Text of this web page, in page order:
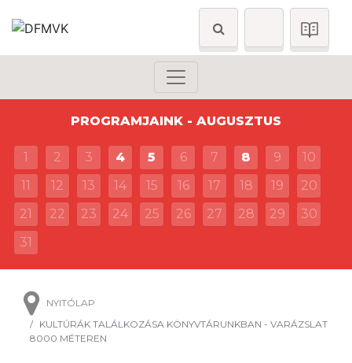
PROGRAMJAINK - AUGUSZTUS
1 2 3 4 5 6 7 8 9
10
11
12 13 14 15 16 17 18 19
20
21
22 23 24 25 26 27 28 29
30
31
NYITÓLAP
KULTÚRÁK TALÁLKOZÁSA KÖNYVTÁRUNKBAN - VARÁZSLAT
8000 MÉTEREN